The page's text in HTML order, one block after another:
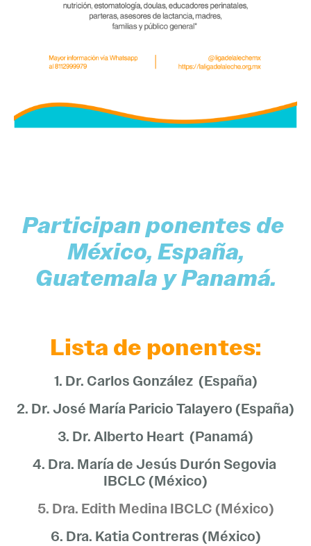
Participan ponentes de
México, España,
Guatemala y Panamá.
Lista de ponentes:
1. Dr. Carlos González (España)
2. Dr. José María Paricio Talayero (España)
3. Dr. Alberto Heart (Panamá)
4. Dra. María de Jesús Durón Segovia
IBCLC (México)
5. Dra. Edith Medina IBCLC (México)
6. Dra. Katia Contreras (México)